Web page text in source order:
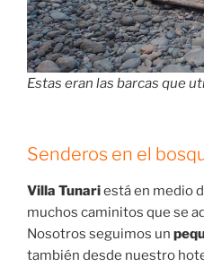
Estas eran las barcas que
Senderos en el
Villa Tunariestá en medio
muchos caminitos que se
Nosotros seguimos un
también desde nuestro